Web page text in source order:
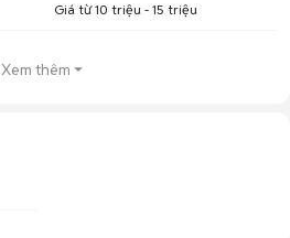
Giá từ 10 triệu - 15 triệu
Xem thêm